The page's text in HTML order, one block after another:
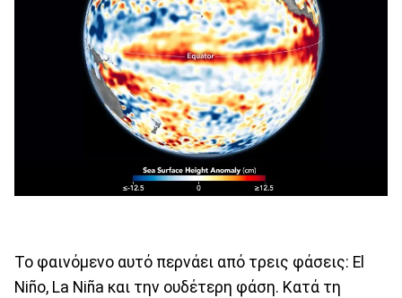
Το φαινόμενο αυτό περνάει από τρεις φάσεις: El
Niño, La Niña και την ουδέτερη φάση. Κατά τη